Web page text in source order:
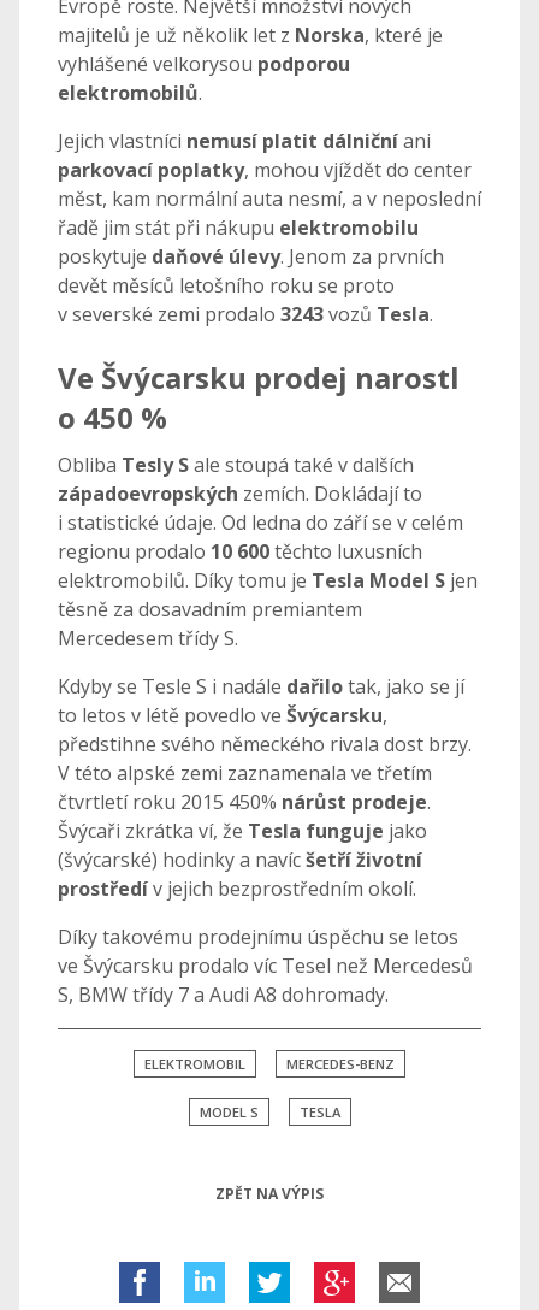
Evropě roste. Největší množství nových
majitelů je už několik let z Norska, které je
vyhlášené velkorysou podporou
elektromobilů.
Jejich vlastníci nemusí platit dálničníani
parkovací poplatky, mohou vjíždět do center
měst, kam normální auta nesmí, a v neposlední
řadě jim stát při nákupu elektromobilu
poskytuje daňové úlevy. Jenom za prvních
devět měsíců letošního roku se proto
v severské zemi prodalo 3243vozů Tesla.
Ve Švýcarsku prodej narostl
o 450 %
Obliba Tesly Sale stoupá také v dalších
západoevropských zemích. Dokládají to
i statistické údaje. Od ledna do září se v celém
regionu prodalo 10 600těchto luxusních
elektromobilů. Díky tomu je Tesla Model S jen
těsně za dosavadním premiantem
Mercedesem třídy S.
Kdyby se Tesle S i nadále dařilotak, jako se jí
to letos v létě povedlo ve Švýcarsku,
předstihne svého německého rivala dost brzy.
V této alpské zemi zaznamenala ve třetím
čtvrtletí roku 2015 450% nárůst prodeje.
Švýcaři zkrátka ví, že Tesla funguje jako
(švýcarské) hodinky a navícšetří životní
prostředív jejich bezprostředním okolí.
Díky takovému prodejnímu úspěchu se letos
ve Švýcarsku prodalo víc Tesel než Mercedesů
S, BMW třídy 7 a Audi A8 dohromady.
ELEKTROMOBIL MERCEDES-BENZ
MODEL S TESLA
ZPĚT NA VÝPIS